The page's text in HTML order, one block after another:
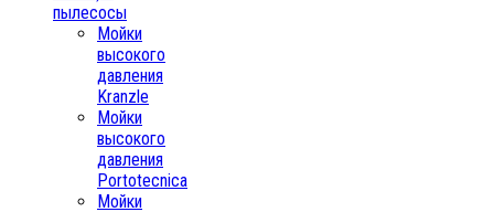
пылесосы
Мойки
высокого
давления
Kranzle
Мойки
высокого
давления
Portotecnica
Мойки